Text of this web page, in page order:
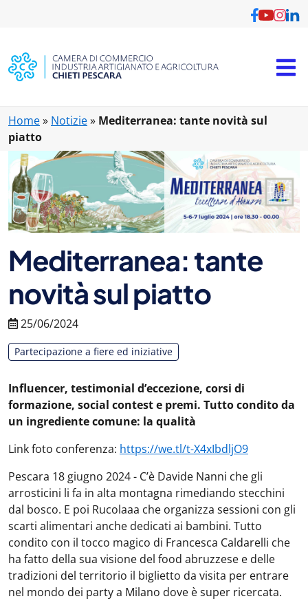
Home» Notizie» Mediterranea: tante novità sul
piatto
Mediterranea: tante
novità sul piatto
25/06/2024
Partecipazione a fiere ed iniziative
Influencer, testimonial d’eccezione, corsi di
formazione, social contest e premi. Tutto condito da
un ingrediente comune: la qualità
Link foto conferenza: https://we.tl/t-X4xIbdljO9
Pescara 18 giugno 2024 - C’è Davide Nanni che gli
arrosticini li fa in alta montagna rimediando stecchini
dal bosco. E poi Rucolaaa che organizza sessioni con gli
scarti alimentari anche dedicati ai bambini. Tutto
condito con il tocco magico di Francesca Caldarelli che
ha fatto della sua visione del food abruzzese e delle
tradizioni del territorio il biglietto da visita per entrare
nel mondo dei party a Milano dove è super ricercata.